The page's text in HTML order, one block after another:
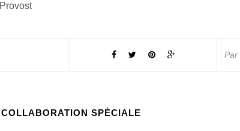
Par
COLLABORATION SPÉCIALE